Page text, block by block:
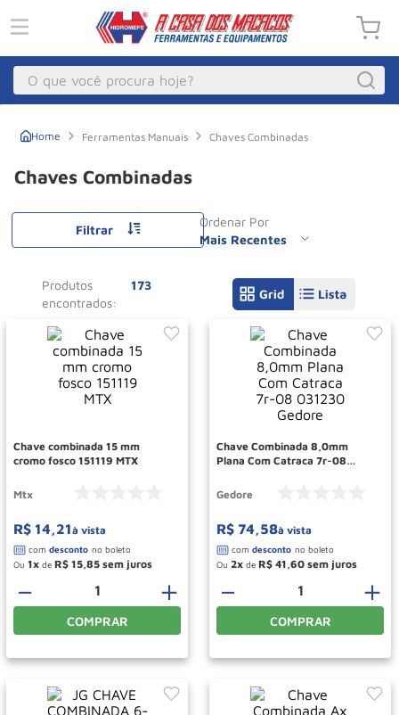
O que você procura hoje?
Ferramentas Manuais Chaves Combinadas
Chaves Combinadas
Ordenar Por
Mais Recentes
Filtrar
173
Produtos
Chave combinada 15 mm
cromo fosco 151119 MTX
Mtx
R$ 14,21à vista
Ou 1 de R$ 15,85
＋
－
COMPRAR
Chave Combinada 8,0mm
Plana Com Catraca 7r-08
Gedore
R$ 74,58à vista
Ou 2 de R$ 41,60
＋
－
COMPRAR
1 º Macacos
Talha Eletrica
Guincho
Rodizio
Talha